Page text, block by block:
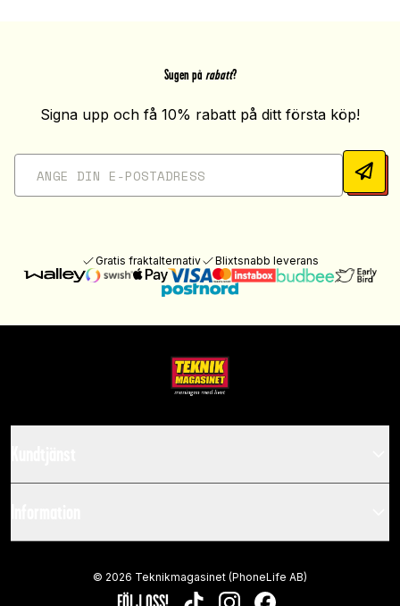
Sugen på rabatt?
Signa upp och få 10% rabatt på ditt första köp!
Gratis fraktalternativ Blixtsnabb leverans
© 2026 Teknikmagasinet (PhoneLife AB)